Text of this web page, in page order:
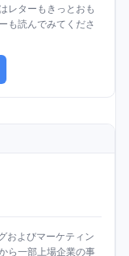
レターもきっとおも
も読んでみてくださ
およびマーケティン
ら一部上場企業の事